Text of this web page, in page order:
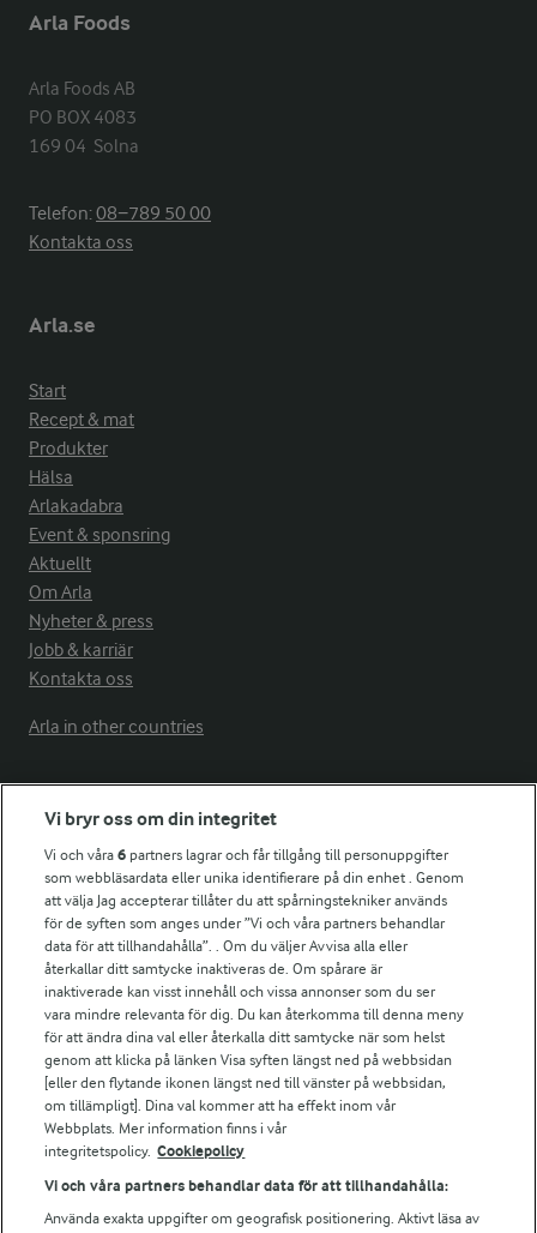
Arla Foods
Arla Foods AB
PO BOX 4083
169 04  Solna
Telefon:08−789 50 00
Kontakta oss
Arla.se
Start
Recept & mat
Produkter
Hälsa
Arlakadabra
Event & sponsring
Aktuellt
Om Arla
Nyheter & press
Jobb & karriär
Kontakta oss
Arla in other countries
Fler Arlasajter
För ägare
Arlas kundportal
Arla.com
Falbygdens Ost
Arla webbshop
Bildbank
Följ oss
Vi bryr oss om din integritet
Vi och våra6 partners lagrar och får tillgång till personuppgifter
som webbläsardata eller unika identifierare på din enhet . Genom
att välja Jag accepterar tillåter du att spårningstekniker används
för de syften som anges under ”Vi och våra partners behandlar
data för att tillhandahålla”. . Om du väljer Avvisa alla eller
återkallar ditt samtycke inaktiveras de. Om spårare är
inaktiverade kan visst innehåll och vissa annonser som du ser
vara mindre relevanta för dig. Du kan återkomma till denna meny
för att ändra dina val eller återkalla ditt samtycke när som helst
genom att klicka på länken Visa syften längst ned på webbsidan
[eller den flytande ikonen längst ned till vänster på webbsidan,
om tillämpligt]. Dina val kommer att ha effekt inom vår
Webbplats. Mer information finns i vår
integritetspolicy. Cookiepolicy
Vi och våra partners behandlar data för att tillhandahålla:
Använda exakta uppgifter om geografisk positionering. Aktivt läsa av